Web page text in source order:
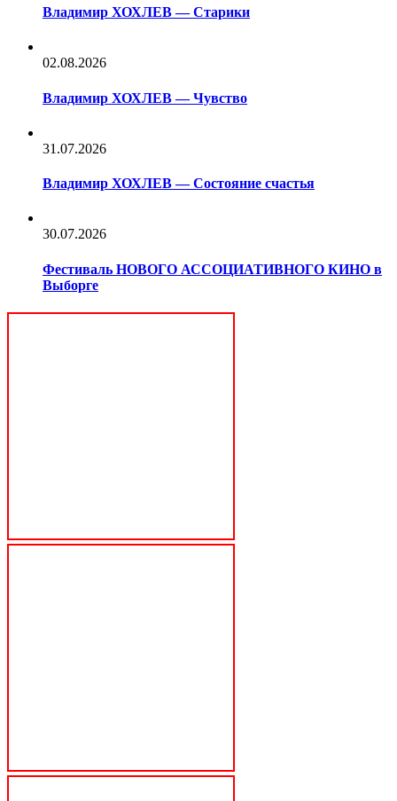
Владимир ХОХЛЕВ — Старики
02.08.2026
Владимир ХОХЛЕВ — Чувство
31.07.2026
Владимир ХОХЛЕВ — Состояние счастья
30.07.2026
Фестиваль НОВОГО АССОЦИАТИВНОГО КИНО в
Выборге